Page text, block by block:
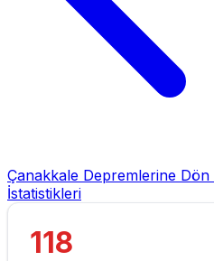
Çanakkale Depremlerine Dön
İstatistikleri
118